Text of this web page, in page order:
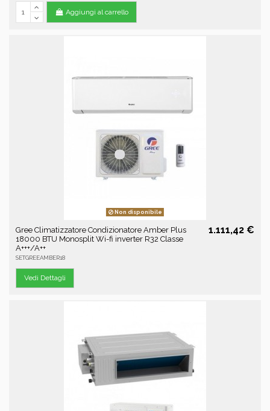
Aggiungi al carrello
Non disponibile
Gree Climatizzatore Condizionatore Amber Plus
18000 BTU Monosplit Wi-fi inverter R32 Classe
A+++/A++
SETGREEAMBER18
1.111,42 €
Vedi Dettagli